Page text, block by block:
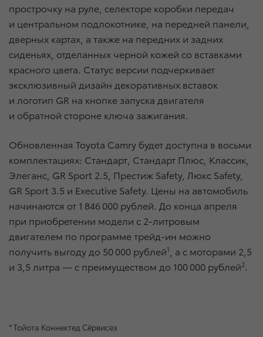
прострочку на руле, селекторе коробки передач
и центральном подлокотнике, на передней панели,
дверных картах, а также на передних и задних
сиденьях, отделанных черной кожей со вставками
красного цвета. Статус версии подчеркивает
эксклюзивный дизайн декоративных вставок
и логотип GR на кнопке запуска двигателя
и обратной стороне ключа зажигания.
Обновленная Toyota Camry будет доступна в восьми
комплектациях: Стандарт, Стандарт Плюс, Классик,
Элеганс, GR Sport 2.5, Престиж Safety, Люкс Safety,
GR Sport 3.5 и Executive Safety. Цены на автомобиль
начинаются от 1 846 000 рублей. До конца апреля
при приобретении модели с 2-литровым
двигателем по программе трейд-ин можно
получить выгоду до 50 000 рублей1
, а с моторами 2,5
и 3,5 литра — с преимуществом до 100 000 рублей2.
* Тойота Коннектед Сёрвисез